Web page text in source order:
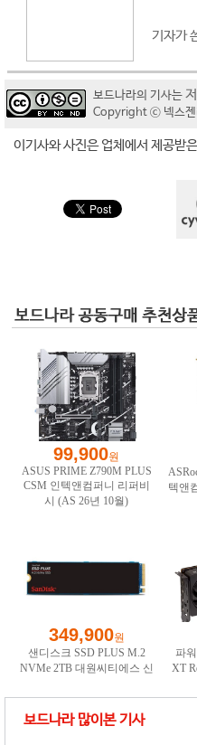
기자가
보드나라의 기사는
Copyright ⓒ 넥스젠
이기사와 사진은 업체에서 제공받
보드나라 많이본 기사